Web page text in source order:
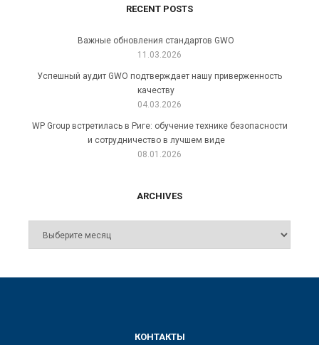
RECENT POSTS
Важные обновления стандартов GWO
11.03.2026
Успешный аудит GWO подтверждает нашу приверженность
качеству
04.03.2026
WP Group встретилась в Риге: обучение технике безопасности
и сотрудничество в лучшем виде
08.01.2026
ARCHIVES
КОНТАКТЫ